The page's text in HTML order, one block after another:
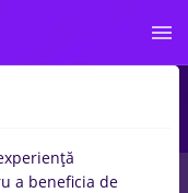
a beneficia de